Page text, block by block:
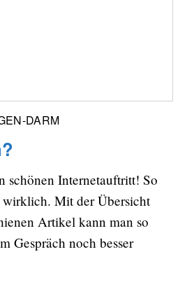
DARM
schönen Internetauftritt! So
Mit der Übersicht
Artikel kann man so
Gespräch noch besser